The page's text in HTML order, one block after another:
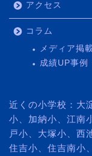
アクセス
コラム
メディア掲
成績UP事例
近くの小学校：大
小、加納小、江南
戸小、大塚小、西
住吉小、住吉南小